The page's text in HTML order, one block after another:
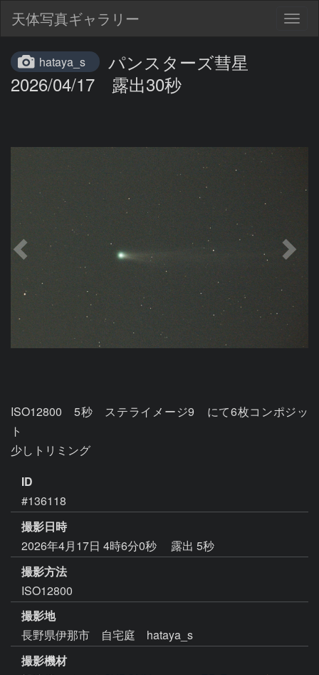
天体写真ギャラリー
hataya_s
パンスターズ彗星
2026/04/17 露出30秒
ISO12800　5秒　ステライメージ9　にて6枚コンポジッ
ト
少しトリミング
ID
#136118
撮影日時
2026年4月17日 4時6分0秒
露出 5秒
撮影方法
ISO12800
撮影地
長野県伊那市 自宅庭 hataya_s
撮影機材